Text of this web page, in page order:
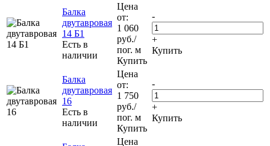
Балка
двутавровая
14 Б1
Есть в
наличии
Цена
от:
1 060
руб./
пог. м
Купить
-
+
Купить
Балка
двутавровая
16
Есть в
наличии
Цена
от:
1 750
руб./
пог. м
Купить
-
+
Купить
Цена